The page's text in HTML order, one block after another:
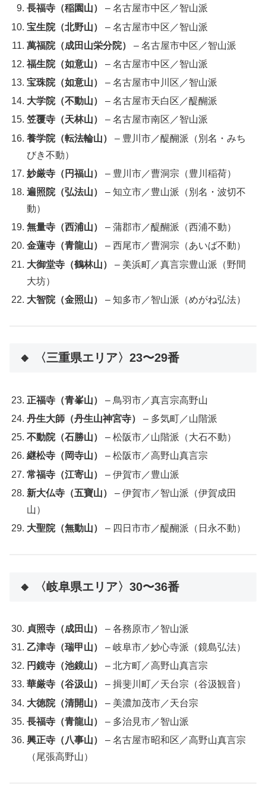
長福寺（稲園山）
– 名古屋市中区／智山派
宝生院（北野山）
– 名古屋市中区／智山派
萬福院（成田山栄分院）
– 名古屋市中区／智山派
福生院（如意山）
– 名古屋市中区／智山派
宝珠院（如意山）
– 名古屋市中川区／智山派
大学院（不動山）
– 名古屋市天白区／醍醐派
笠覆寺（天林山）
– 名古屋市南区／智山派
養学院（転法輪山）
– 豊川市／醍醐派（別名・みち
びき不動）
妙厳寺（円福山）
– 豊川市／曹洞宗（豊川稲荷）
遍照院（弘法山）
– 知立市／豊山派（別名・波切不
動）
無量寺（西浦山）
– 蒲郡市／醍醐派（西浦不動）
金蓮寺（青龍山）
– 西尾市／曹洞宗（あいば不動）
大御堂寺（鶴林山）
– 美浜町／真言宗豊山派（野間
大坊）
大智院（金照山）
– 知多市／智山派（めがね弘法）
🔸 〈三重県エリア〉23〜29番
正福寺（青峯山）
– 鳥羽市／真言宗高野山
丹生大師（丹生山神宮寺）
– 多気町／山階派
不動院（石勝山）
– 松阪市／山階派（大石不動）
継松寺（岡寺山）
– 松阪市／高野山真言宗
常福寺（江寄山）
– 伊賀市／豊山派
新大仏寺（五寶山）
– 伊賀市／智山派（伊賀成田
山）
大聖院（無動山）
– 四日市市／醍醐派（日永不動）
🔸 〈岐阜県エリア〉30〜36番
貞照寺（成田山）
– 各務原市／智山派
乙津寺（瑞甲山）
– 岐阜市／妙心寺派（鏡島弘法）
円鏡寺（池鏡山）
– 北方町／高野山真言宗
華厳寺（谷汲山）
– 揖斐川町／天台宗（谷汲観音）
大徳院（清開山）
– 美濃加茂市／天台宗
長福寺（青龍山）
– 多治見市／智山派
興正寺（八事山）
– 名古屋市昭和区／高野山真言宗
（尾張高野山）